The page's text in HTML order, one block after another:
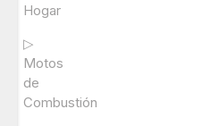
Hogar
▷
Motos
de
Combustión